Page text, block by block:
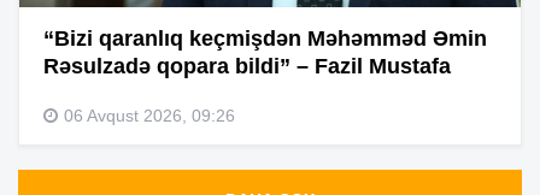
“Bizi qaranlıq keçmişdən Məhəmməd Əmin
Rəsulzadə qopara bildi” – Fazil Mustafa
06 Avqust 2026, 09:26